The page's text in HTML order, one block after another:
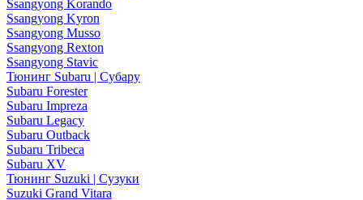
Ssangyong Korando
Ssangyong Kyron
Ssangyong Musso
Ssangyong Rexton
Ssangyong Stavic
Тюнинг Subaru | Субару
Subaru Forester
Subaru Impreza
Subaru Legacy
Subaru Outback
Subaru Tribeca
Subaru XV
Тюнинг Suzuki | Сузуки
Suzuki Grand Vitara